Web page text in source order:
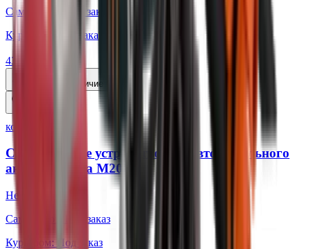
Самовывоз:
Под заказ
Курьером:
Под заказ
43 289 ₽
Уточнить наличие
код:
Ctek Зарядное устройство для автомобильного
аккумулятора М200
Нет в наличии
Самовывоз:
Под заказ
Курьером:
Под заказ